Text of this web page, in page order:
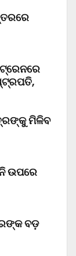
ମିଳିବ
ଉପରେ
ବଡ଼